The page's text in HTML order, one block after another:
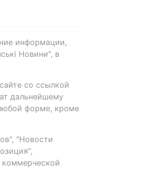
информации,
Новини", в
со ссылкой
дальнейшему
форме, кроме
"Новости